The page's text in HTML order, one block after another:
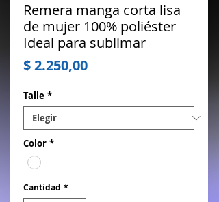
Remera manga corta lisa
de mujer 100% poliéster
Ideal para sublimar
$ 2.250,00Precio
Talle *
Color *
Cantidad *